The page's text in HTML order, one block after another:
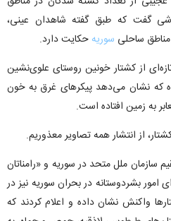
گفت که طبق گفته شاهدان عینی،
سوریه حکایت دارد.
از کشتار خونین روستای علوی‌نشین
که نشان می‌دهد پیکرهای غرق به خون
به زمین افتاده است.
از انتشار همه تصاویر معذوریم.
سازمان ملل متحد در سوریه و «رامناتان
امور بشردوستانه در بحران سوریه نیز در
واکنش نشان داده و اعلام کردند که